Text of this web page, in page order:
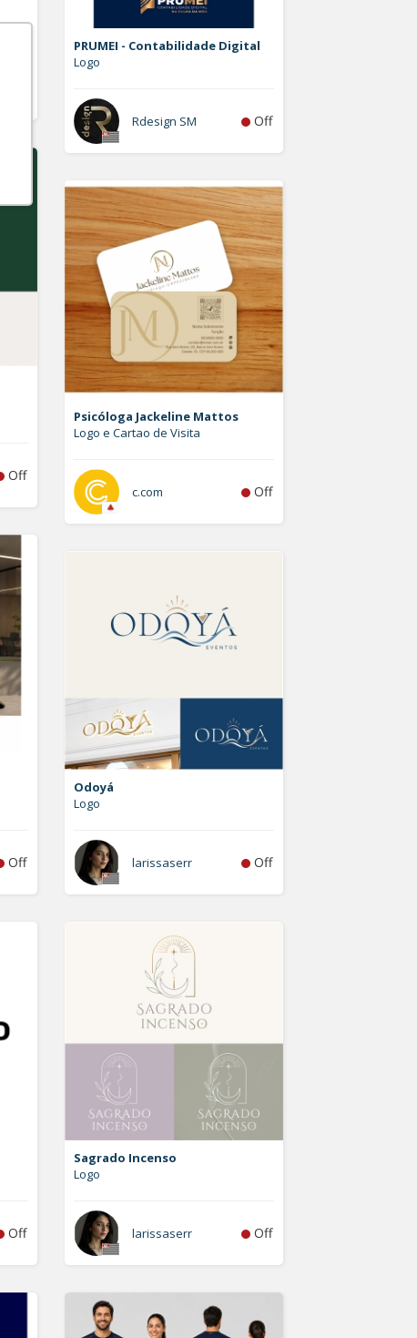
PRUMEI - Contabilidade Digital
Logo
Rdesign SM Off
Off
Psicóloga Jackeline Mattos
Logo e Cartao de Visita
c.com Off
Off
Odoyá
Logo
larissaserr Off
Off
Sagrado Incenso
Logo
larissaserr Off